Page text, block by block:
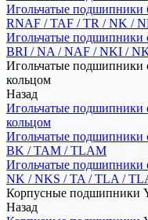
Игольчатые подшипники
RNAF / TAF / TR / NK /
Игольчатые подшипники
BRI / NA / NAF / NKI /
Игольчатые
кольцом
Назад
Игольчатые
кольцом
Игольчатые
BK / TAM / TLAM
Игольчатые
NK / NKS / TA / TLA /
Корпусные подшипники
Назад